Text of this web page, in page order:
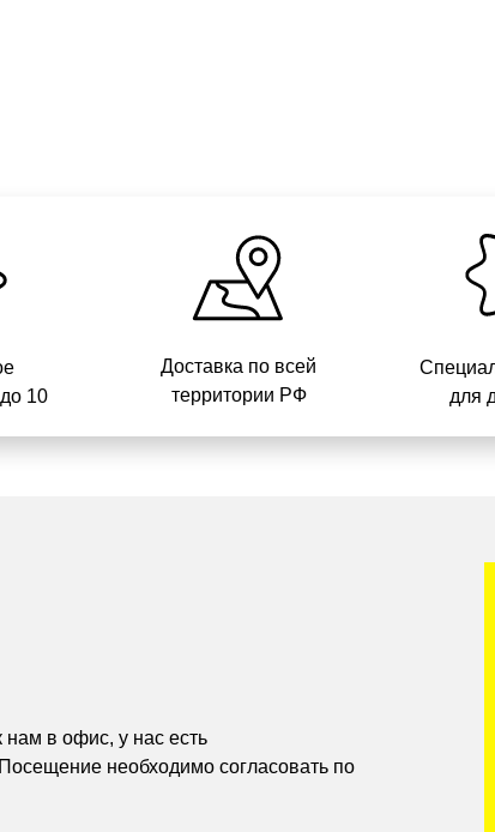
Доставка по всей
территории РФ
10
для
нам в офис, у нас есть
необходимо согласовать по